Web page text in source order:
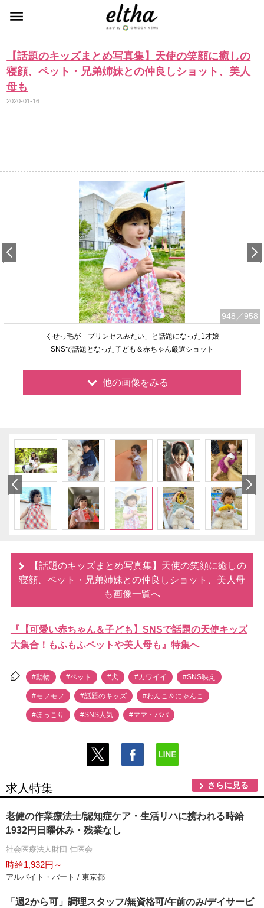
【話題のキッズまとめ写真集】天使の笑顔に癒しの
寝顔、ペット・兄弟姉妹との仲良しショット、美人
母も
2020-01-16
948 ／958
くせっ毛が「プリンセスみたい」と話題になった1才娘
SNSで話題となった子ども＆赤ちゃん厳選ショット
他の画像をみる
【話題のキッズまとめ写真集】天使の笑顔に癒しの
寝顔、ペット・兄弟姉妹との仲良しショット、美人母
も画像一覧へ
『【可愛い赤ちゃん＆子ども】SNSで話題の天使キッズ
大集合！もふもふペットや美人母も』特集へ
#動物 #ペット #犬 #カワイイ #SNS映え
#モフモフ #話題のキッズ #わんこ＆にゃんこ
#ほっこり #SNS人気 #ママ・パパ
求人特集 さらに見る
老健の作業療法士/認知症ケア・生活リハに携われる時給
1932円日曜休み・残業なし
社会医療法人財団 仁医会
時給1,932円～
アルバイト・パート / 東京都
「週2から可」調理スタッフ/無資格可/午前のみ/デイサービ